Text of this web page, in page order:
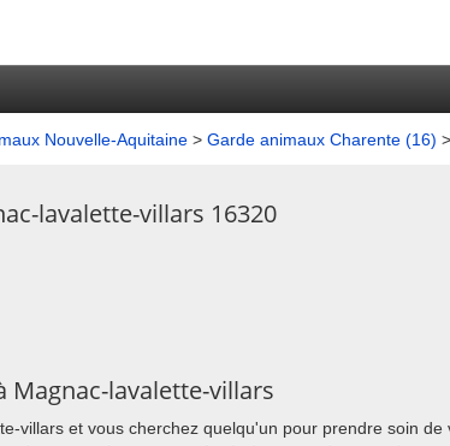
Nouvelle-Aquitaine > Garde animaux Charente (16)
lavalette-villars 16320
lavalette-villars
villars et vous cherchez quelqu'un pour prendre soin